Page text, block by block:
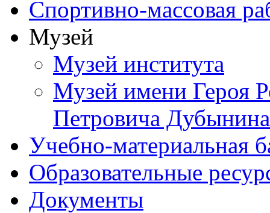
Спортивно-массовая
Музей
Музей института
Музей имени Героя
Петровича Дубынина
Учебно-материальная
Образовательные
Документы